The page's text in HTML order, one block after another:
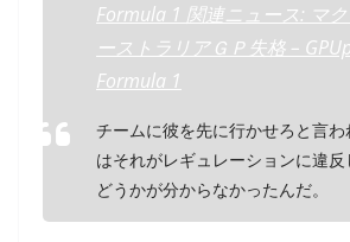
Formula 1 関連ニュース: マ
ーストラリアＧＰ失格 –
Formula 1
チームに彼を先に行かせろと言
はそれがレギュレーションに違
どうかが分からなかったんだ。